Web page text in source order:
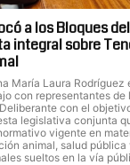
a los Bloques
integral sobre
María Laura
con representantes de
con el
legislativa conjunta
vigente en
animal, salud
sueltos en la vía